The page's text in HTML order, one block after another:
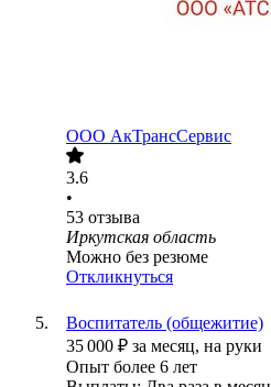
ООО АкТрансСервис
3.6
•
53 отзыва
Иркутская область
Можно без резюме
Откликнуться
Воспитатель (общежитие)
35 000 ₽ за месяц, на руки
Опыт более 6 лет